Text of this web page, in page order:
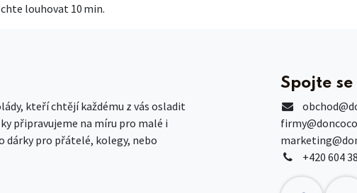
louhovat 10 min.
kteří chtějí každému z vás osladit
připravujeme na míru pro malé i
dárky pro přátelé, kolegy, nebo
Spojte
obchod
+420 604